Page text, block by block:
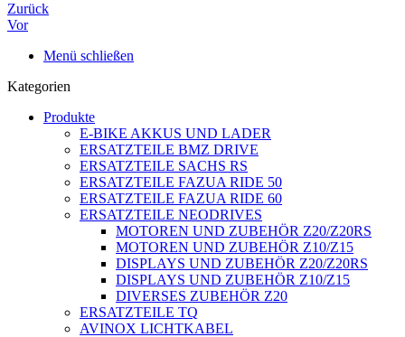
Zurück
Vor
Menü schließen
Kategorien
Produkte
E-BIKE AKKUS UND LADER
ERSATZTEILE BMZ DRIVE
ERSATZTEILE SACHS RS
ERSATZTEILE FAZUA RIDE 50
ERSATZTEILE FAZUA RIDE 60
ERSATZTEILE NEODRIVES
MOTOREN UND ZUBEHÖR Z20/Z20RS
MOTOREN UND ZUBEHÖR Z10/Z15
DISPLAYS UND ZUBEHÖR Z20/Z20RS
DISPLAYS UND ZUBEHÖR Z10/Z15
DIVERSES ZUBEHÖR Z20
ERSATZTEILE TQ
AVINOX LICHTKABEL